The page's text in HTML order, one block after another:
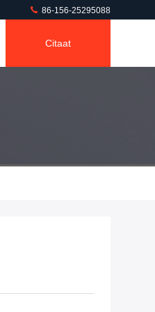
86-156-25295088
Citaat